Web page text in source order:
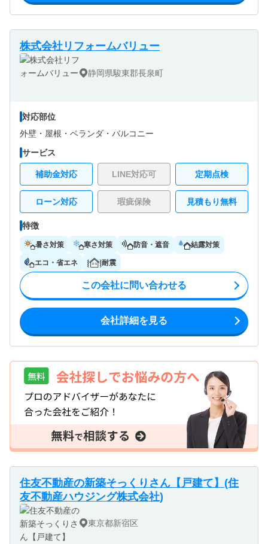
株式会社リフォームバリュー
静岡県駿東郡長泉町
対応部位
外壁・ 屋根・ ベランダ・バルコニー
サービス
補助金対応 LINE対応可 定期点検
ローン対応 瑕疵保険 見積もり無料
特徴
暑さ対策 寒さ対策 防音・遮音 結露対策
エコ・省エネ 耐震
この会社に問い合わせる
会社詳細を見る
住友不動産の新築そっくりさん【戸建て】(住
友不動産ハウジング株式会社)
東京都新宿区